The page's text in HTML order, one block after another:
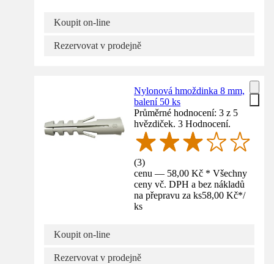
Koupit on-line
Rezervovat v prodejně
Nylonová hmoždinka 8 mm,
balení 50 ks
Průměrné hodnocení: 3 z 5
hvězdiček. 3 Hodnocení.
(3)
cenu — 58,00 Kč * Všechny
ceny vč. DPH a bez nákladů
na přepravu za ks58,00 Kč*/
ks
Koupit on-line
Rezervovat v prodejně